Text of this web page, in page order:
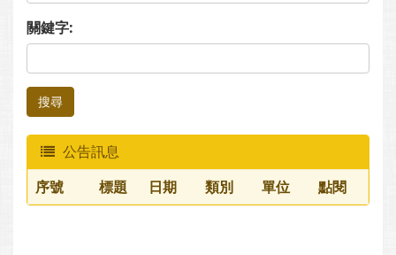
關鍵字:
搜尋
公告訊息
序號
標題 日期 類別 單位 點閱